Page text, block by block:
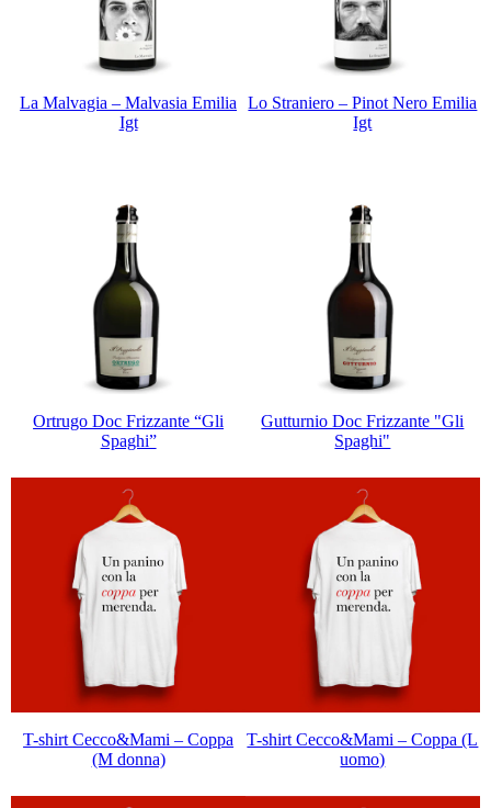
La Malvagia – Malvasia Emilia
Igt
Lo Straniero – Pinot Nero Emilia
Igt
Ortrugo Doc Frizzante “Gli
Spaghi”
Gutturnio Doc Frizzante "Gli
Spaghi"
T-shirt Cecco&Mami – Coppa
(M donna)
T-shirt Cecco&Mami – Coppa (L
uomo)